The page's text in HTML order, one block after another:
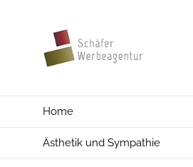
Home
Ästhetik und Sympathie